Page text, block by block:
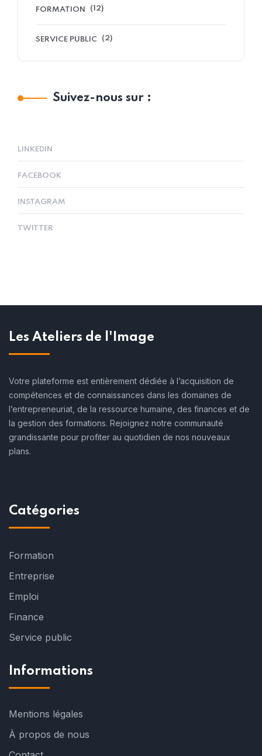
FORMATION (12)
SERVICE PUBLIC (2)
Suivez-nous sur :
LINKEDIN
FACEBOOK
INSTAGRAM
TWITTER
Les Ateliers de l'Image
Votre plateforme est entièrement dédiée à l’acquisition de
compétences et de connaissances dans les domaines de
l’entrepreneuriat, de la ressource humaine, des finances et de
la gestion des formations. Rejoignez notre communauté
grandissante pour profiter au quotidien de nos nouveaux
plans.
Catégories
Formation
Entreprise
Emploi
Finance
Service public
Informations
Mentions légales
À propos de nous